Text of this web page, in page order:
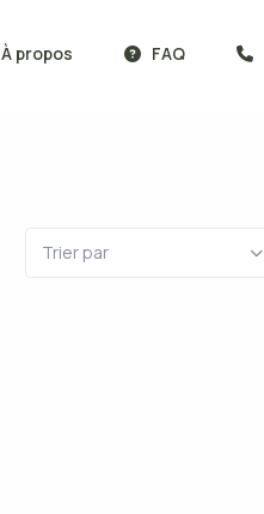
À propos FAQ
Trier par